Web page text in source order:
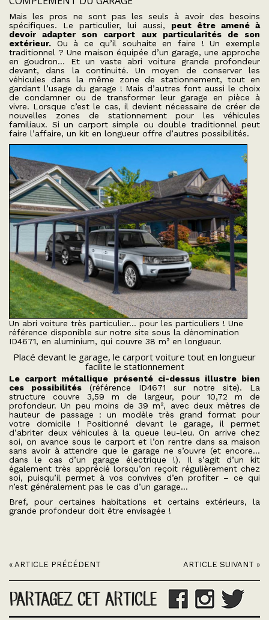
Mais les pros ne sont pas les seuls à avoir des besoins
spécifiques. Le particulier, lui aussi, peut être amené à
devoir adapter son carport aux particularités de son
extérieur. Ou à ce qu’il souhaite en faire ! Un exemple
traditionnel ? Une maison équipée d’un garage, une approche
en goudron… Et un vaste abri voiture grande profondeur
devant, dans la continuité. Un moyen de conserver les
véhicules dans la même zone de stationnement, tout en
gardant l’usage du garage ! Mais d’autres font aussi le choix
de condamner ou de transformer leur garage en pièce à
vivre. Lorsque c’est le cas, il devient nécessaire de créer de
nouvelles zones de stationnement pour les véhicules
familiaux. Si un carport simple ou double traditionnel peut
faire l’affaire, un kit en longueur offre d’autres possibilités.
Un abri voiture très particulier… pour les particuliers ! Une
référence disponible sur notre site sous la dénomination
ID4671, en aluminium, qui couvre 38 m² en longueur.
Placé devant le garage, le carport voiture tout en longueur
facilite le stationnement
Le carport métallique présenté ci-dessus illustre bien
ces possibilités (référence ID4671 sur notre site). La
structure couvre 3,59 m de largeur, pour 10,72 m de
profondeur. Un peu moins de 39 m², avec deux mètres de
hauteur de passage : un modèle très grand format pour
votre domicile ! Positionné devant le garage, il permet
d’abriter deux véhicules à la queue leu-leu. On arrive chez
soi, on avance sous le carport et l’on rentre dans sa maison
sans avoir à attendre que le garage ne s’ouvre (et encore…
dans le cas d’un garage électrique !). Il s’agit d’un kit
également très apprécié lorsqu’on reçoit régulièrement chez
soi, puisqu’il permet à vos convives d’en profiter – ce qui
n’est généralement pas le cas d’un garage…
Bref, pour certaines habitations et certains extérieurs, la
grande profondeur doit être envisagée !
« ARTICLE PRÉCÉDENT ARTICLE SUIVANT »
PARTAGEZ CET ARTICLE